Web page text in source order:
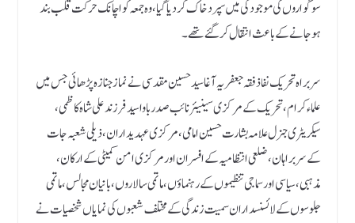
سوگواروں کی موجودگی میں سپرد خاک کردیاگیا، وہ جمعہ کو اچانک حرکت قلب بند
ہوجانے کے باعث انتقال کرگئے تھے۔
سربراہ تحریک نفاذ فقہ جعفریہ آغا سید حسین مقدسی نے نماز جنازہ پڑھائی جس میں
علماء کرام، تحریک کے مرکزی سینیئر نائب صدر باوا سید فرزند علی شاہ کاظمی،
سیکریٹری جنرل علامہ بشارت حسین امامی، مرکزی عہدیداران، ذیلی شعبہ جات
کے سربراہان، ضلعی انتظامیہ کے افسران اور مرکزی امن کمیٹی کے ارکان،
مذہبی، سیاسی اور سماجی تنظیموں کے رہنماؤں، ماتمی سالاروں، بانیان مجالس، ماتمی
جلوسوں کے لائسنسداران سمیت زندگی کے مختلف شعبوں کی نمایاں شخصیات نے